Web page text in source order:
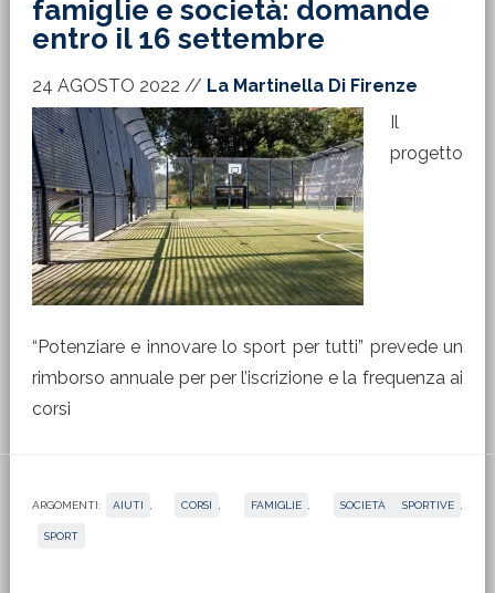
famiglie e società: domande
entro il 16 settembre
24 AGOSTO 2022 // La Martinella Di Firenze
Il
progetto
“Potenziare e innovare lo sport per tutti” prevede un
rimborso annuale per per l’iscrizione e la frequenza ai
corsi
ARGOMENTI: AIUTI CORSI FAMIGLIE SOCIETÀ SPORTIVE
SPORT